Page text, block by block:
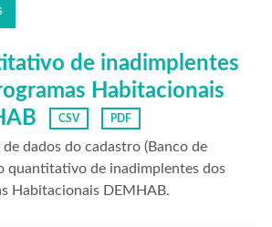
de inadimplentes
Habitacionais
CSV PDF
dados do cadastro (Banco de
quantitativo de inadimplentes dos
Habitacionais DEMHAB.